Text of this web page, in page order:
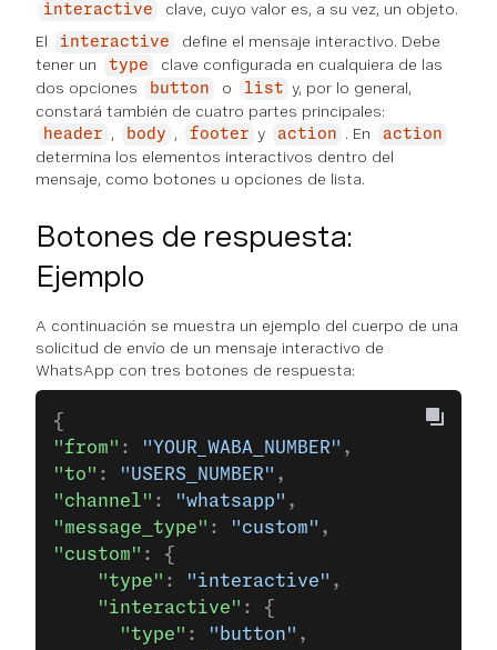
interactive
clave, cuyo valor es, a su vez, un objeto.
El
interactive
define el mensaje interactivo. Debe
tener un
type
clave configurada en cualquiera de las
dos opciones
button o list y, por lo general,
constará también de cuatro partes principales:
header , body , footer y action . En action
determina los elementos interactivos dentro del
mensaje, como botones u opciones de lista.
Botones de respuesta:
Ejemplo
A continuación se muestra un ejemplo del cuerpo de una
solicitud de envío de un mensaje interactivo de
WhatsApp con tres botones de respuesta:
{
"from" : "YOUR_WABA_NUMBER" ,
"to" : "USERS_NUMBER" ,
"channel" : "whatsapp" ,
"message_type" : "custom" ,
"custom" : {
    "type"
: "interactive" ,
    "interactive"
: {
      "type"
: "button" ,